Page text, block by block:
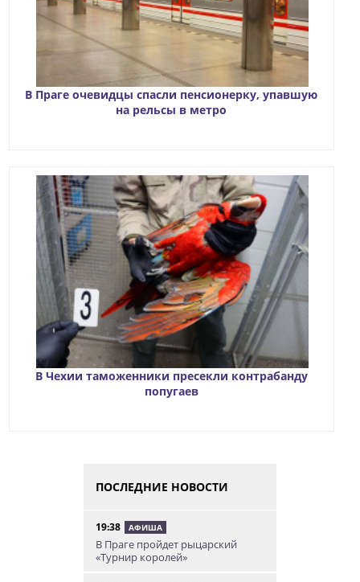
В Праге очевидцы спасли пенсионерку, упавшую
на рельсы в метро
В Чехии таможенники пресекли контрабанду
попугаев
ПОСЛЕДНИЕ НОВОСТИ
19:38 АФИША
В Праге пройдет рыцарский
«Турнир королей»